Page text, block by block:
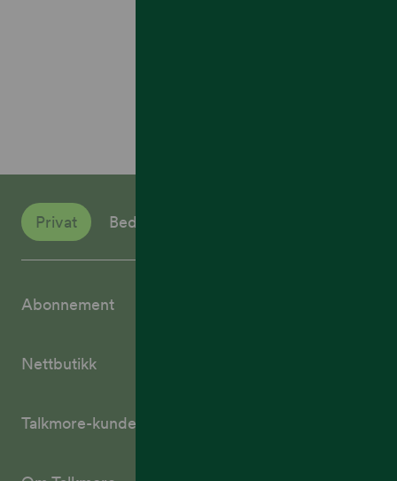
Privat Bedrift
Abonnement
Nettbutikk
Talkmore-kunder